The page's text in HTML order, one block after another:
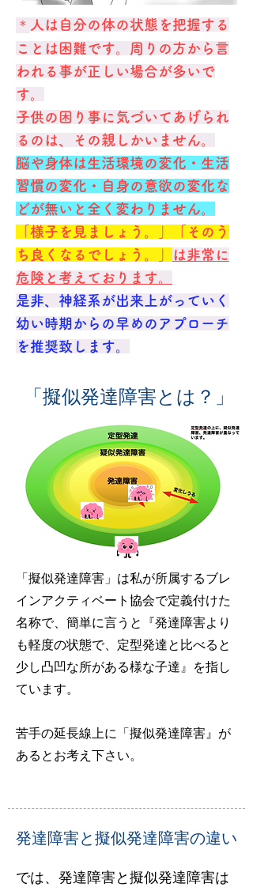
＊ 人は自分の体の状態を把握する
ことは困難です。周りの方から言
われる事が正しい場合が多いで
す。
​子供の困り事に気づいてあげられ
るのは、その親しかいません。
脳や身体は生活環境の変化・生活
習慣の変化・自身の意欲の変化な
どが無いと全く変わりません。
​「様子を見ましょう。」「そのう
ち良くなるでしょう。」
は非常に
危険と考えております。
是非、神経系が出来上がっていく
幼い時期からの早めのアプローチ
を推奨致します。
​「擬似発達障害とは？」
「擬似発達障害」は私が所属するブレ
インアクティベート協会で定義付けた
名称で、簡単に言うと『発達障害より
も軽度の状態で、定型発達と比べると
少し凸凹な所がある様な子達』を指し
ています。
​苦手の延長線上に「擬似発達障害』が
あるとお考え下さい。
​発達障害と擬似発達障害の違い
では、発達障害と擬似発達障害は